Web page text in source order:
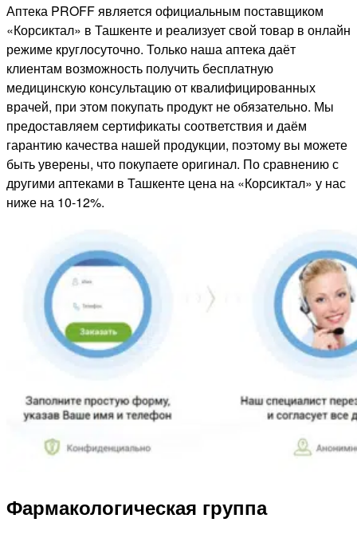
Аптека PROFF является официальным поставщиком
«Корсиктал» в Ташкенте и реализует свой товар в онлайн
режиме круглосуточно. Только наша аптека даёт
клиентам возможность получить бесплатную
медицинскую консультацию от квалифицированных
врачей, при этом покупать продукт не обязательно. Мы
предоставляем сертификаты соответствия и даём
гарантию качества нашей продукции, поэтому вы можете
быть уверены, что покупаете оригинал. По сравнению с
другими аптеками в Ташкенте цена на «Корсиктал» у нас
ниже на 10-12%.
Фармакологическая группа